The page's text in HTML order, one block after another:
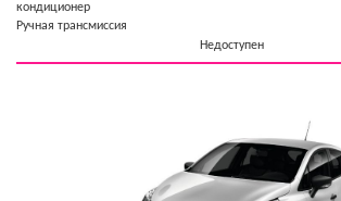
кондиционер
Ручная трансмиссия
Недоступен